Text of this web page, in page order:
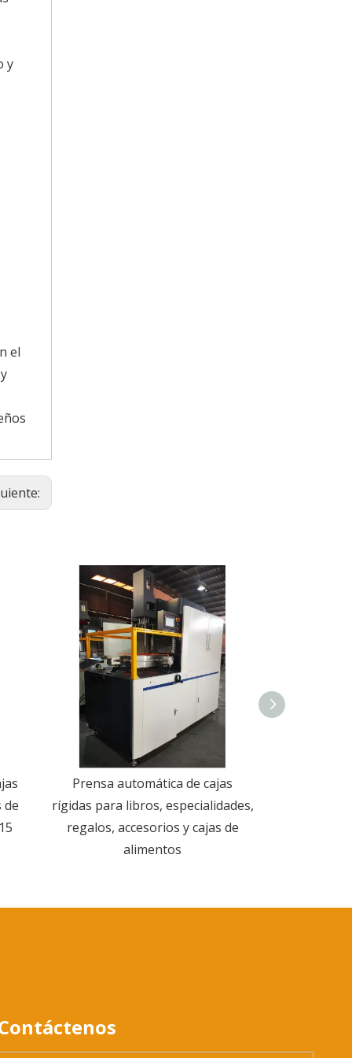
y
el
de
Prensa automática de cajas
rígidas para libros, especialidades,
regalos, accesorios y cajas de
alimentos